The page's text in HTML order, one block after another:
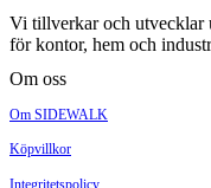
Vi tillverkar och utvecklar
för kontor, hem och
Om oss
Om SIDEWALK
Köpvillkor
Integritetspolicy